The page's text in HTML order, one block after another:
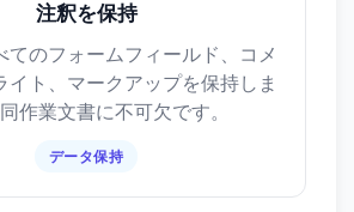
注釈を保持
てのフォームフィールド、コメ
イト、マークアップを保持しま
作業文書に不可欠です。
データ保持